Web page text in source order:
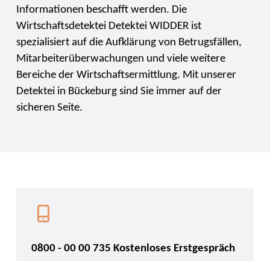
Informationen beschafft werden. Die
Wirtschaftsdetektei Detektei WIDDER ist
spezialisiert auf die Aufklärung von Betrugsfällen,
Mitarbeiterüberwachungen und viele weitere
Bereiche der Wirtschaftsermittlung. Mit unserer
Detektei in Bückeburg sind Sie immer auf der
sicheren Seite.
0800 - 00 00 735 Kostenloses Erstgespräch